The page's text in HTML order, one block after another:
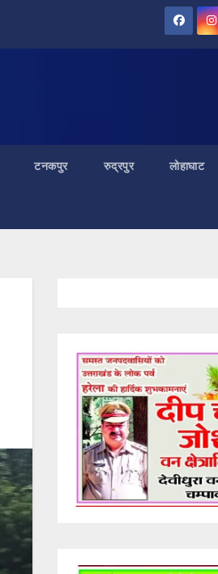
टनकपुर रुद्रपुर लोहाघाट